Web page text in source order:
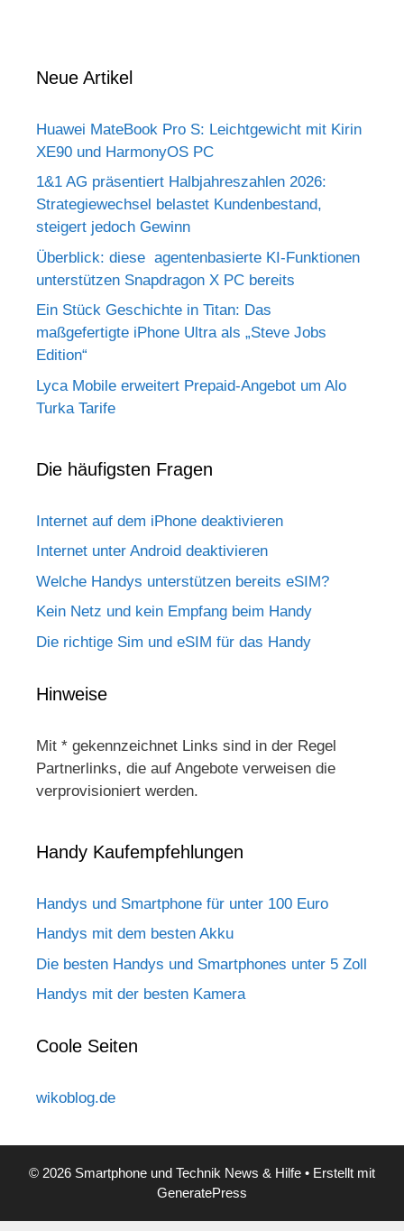
Neue Artikel
Huawei MateBook Pro S: Leichtgewicht mit Kirin
XE90 und HarmonyOS PC
1&1 AG präsentiert Halbjahreszahlen 2026:
Strategiewechsel belastet Kundenbestand,
steigert jedoch Gewinn
Überblick: diese agentenbasierte KI-Funktionen
unterstützen Snapdragon X PC bereits
Ein Stück Geschichte in Titan: Das
maßgefertigte iPhone Ultra als „Steve Jobs
Edition“
Lyca Mobile erweitert Prepaid-Angebot um Alo
Turka Tarife
Die häufigsten Fragen
Internet auf dem iPhone deaktivieren
Internet unter Android deaktivieren
Welche Handys unterstützen bereits eSIM?
Kein Netz und kein Empfang beim Handy
Die richtige Sim und eSIM für das Handy
Hinweise
Mit * gekennzeichnet Links sind in der Regel
Partnerlinks, die auf Angebote verweisen die
verprovisioniert werden.
Handy Kaufempfehlungen
Handys und Smartphone für unter 100 Euro
Handys mit dem besten Akku
Die besten Handys und Smartphones unter 5 Zoll
Handys mit der besten Kamera
Coole Seiten
wikoblog.de
© 2026 Smartphone und Technik News & Hilfe • Erstellt mit
GeneratePress